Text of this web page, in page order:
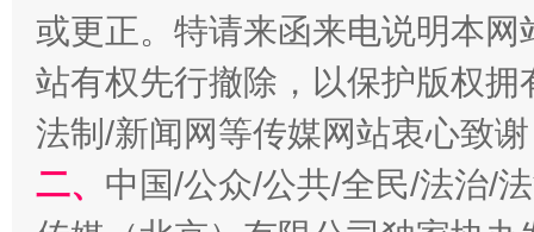
受贿1.44亿！段成刚被判无期 从幼
或更正。特请来函来电说明本
站有权先行撤除，以保护版权
法制/新闻网等传媒网站衷心致
二、 中国/公众/公共/全民/法治/